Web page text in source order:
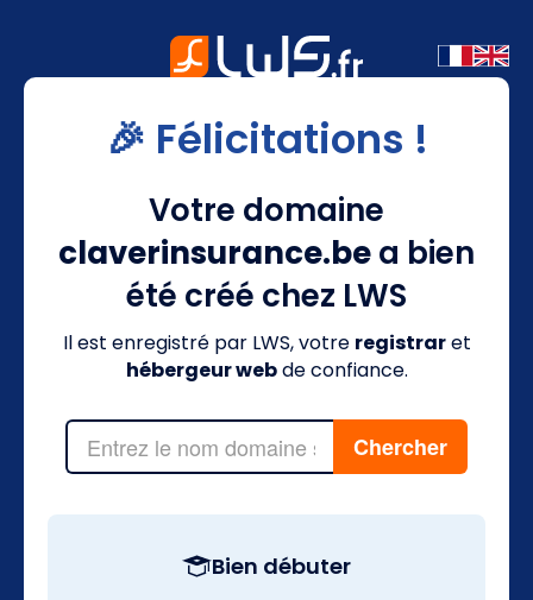
🎉 Félicitations !
Votre domaine
claverinsurance.bea bien
été créé chez LWS
Il est enregistré par LWS, votre registraret
hébergeur webde confiance.
Bien débuter